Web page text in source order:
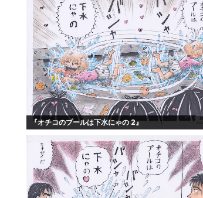
『オチコのプールは下水にゃの 2』